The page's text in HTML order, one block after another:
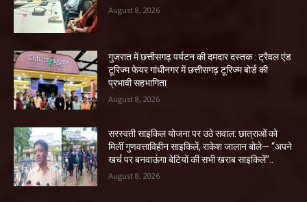
August 8, 2026
गुजरात में छत्तीसगढ़ पर्यटन की दमदार दस्तक : ट्रैवल एंड
टूरिज्म फेयर गांधीनगर में छत्तीसगढ़ टूरिज्म बोर्ड की
प्रभावी सहभागिता
August 8, 2026
सरस्वती साइकिल योजना पर उठे सवाल: छात्राओं को
मिलीं गुणवत्ताविहीन साइकिलें, राकेश जालान बोले— “अपने
खर्च पर बनवाऊंगा बेटियों की सभी खराब साइकिलें”..
August 8, 2026